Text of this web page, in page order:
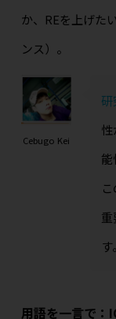
か、REを上げた
ンス）。
Cebugo Kei
能
す。
用語を一言で：